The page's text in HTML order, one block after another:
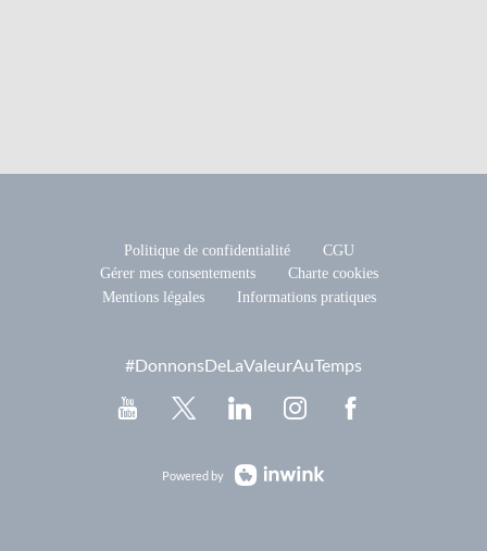
Politique de confidentialité
CGU
Gérer mes consentements
Charte cookies
Mentions légales
Informations pratiques
#DonnonsDeLaValeurAuTemps
Powered by